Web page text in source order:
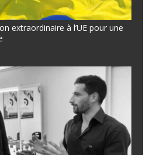
extraordinaire à l’UE pour une